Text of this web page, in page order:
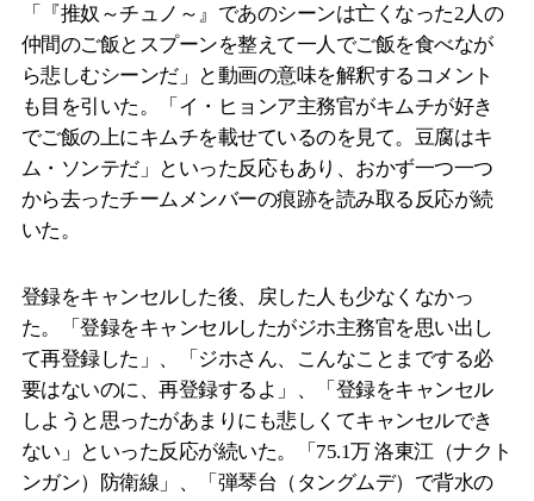
「『推奴～チュノ～』であのシーンは亡くなった2人の
仲間のご飯とスプーンを整えて一人でご飯を食べなが
ら悲しむシーンだ」と動画の意味を解釈するコメント
も目を引いた。「イ・ヒョンア主務官がキムチが好き
でご飯の上にキムチを載せているのを見て。豆腐はキ
ム・ソンテだ」といった反応もあり、おかず一つ一つ
から去ったチームメンバーの痕跡を読み取る反応が続
いた。
登録をキャンセルした後、戻した人も少なくなかっ
た。「登録をキャンセルしたがジホ主務官を思い出し
て再登録した」、「ジホさん、こんなことまでする必
要はないのに、再登録するよ」、「登録をキャンセル
しようと思ったがあまりにも悲しくてキャンセルでき
ない」といった反応が続いた。「75.1万 洛東江（ナクト
ンガン）防衛線」、「弾琴台（タングムデ）で背水の